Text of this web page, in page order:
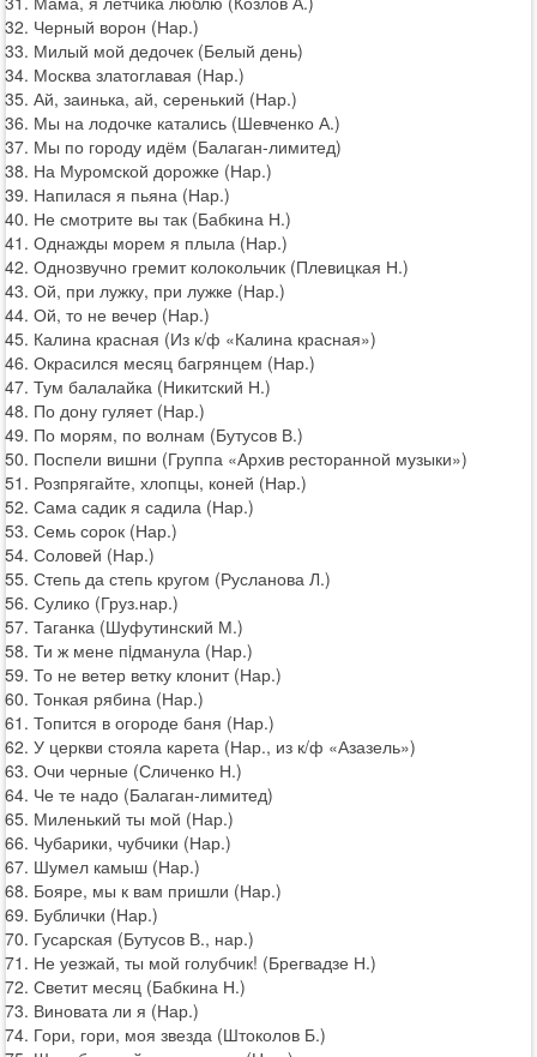
32. Черный ворон (Нар.)
33. Милый мой дедочек (Белый день)
34. Москва златоглавая (Нар.)
35. Ай, заинька, ай, серенький (Нар.)
36. Мы на лодочке катались (Шевченко А.)
37. Мы по городу идём (Балаган-лимитед)
38. На Муромской дорожке (Нар.)
39. Напилася я пьяна (Нар.)
40. Не смотрите вы так (Бабкина Н.)
41. Однажды морем я плыла (Нар.)
42. Однозвучно гремит колокольчик (Плевицкая Н.)
43. Ой, при лужку, при лужке (Нар.)
44. Ой, то не вечер (Нар.)
45. Калина красная (Из к/ф «Калина красная»)
46. Окрасился месяц багрянцем (Нар.)
47. Тум балалайка (Никитский Н.)
48. По дону гуляет (Нар.)
49. По морям, по волнам (Бутусов В.)
50. Поспели вишни (Группа «Архив ресторанной музыки»)
51. Розпрягайте, хлопцы, коней (Нар.)
52. Сама садик я садила (Нар.)
53. Семь сорок (Нар.)
54. Соловей (Нар.)
55. Степь да степь кругом (Русланова Л.)
56. Сулико (Груз.нар.)
57. Таганка (Шуфутинский М.)
58. Ти ж мене пiдманула (Нар.)
59. То не ветер ветку клонит (Нар.)
60. Тонкая рябина (Нар.)
61. Топится в огороде баня (Нар.)
62. У церкви стояла карета (Нар., из к/ф «Азазель»)
63. Очи черные (Сличенко Н.)
64. Че те надо (Балаган-лимитед)
65. Миленький ты мой (Нар.)
66. Чубарики, чубчики (Нар.)
67. Шумел камыш (Нар.)
68. Бояре, мы к вам пришли (Нар.)
69. Бублички (Нар.)
70. Гусарская (Бутусов В., нар.)
71. Не уезжай, ты мой голубчик! (Брегвадзе Н.)
72. Светит месяц (Бабкина Н.)
73. Виновата ли я (Нар.)
74. Гори, гори, моя звезда (Штоколов Б.)